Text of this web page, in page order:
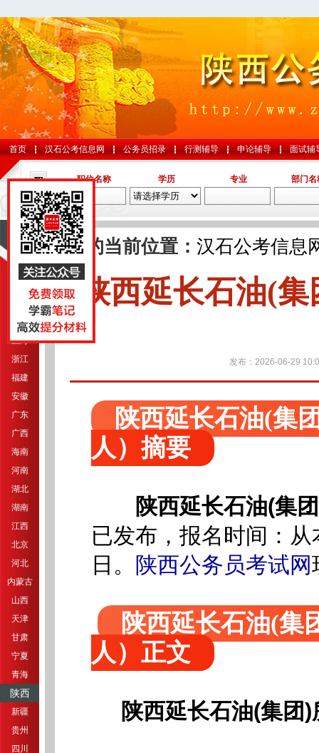
首页 汉石公考信息网 公务员招录 行测辅导 申论辅导 面试辅
职位名称 学历 专业 部门名
导航
江苏
上海
浙江
福建
安徽
广东
广西
海南
河南
湖北
湖南
江西
北京
河北
内蒙古
山西
天津
甘肃
宁夏
青海
陕西
新疆
贵州
四川
您的当前位置： 汉石公考信息
陕西延长石油(
发布：2026-06-29
陕西延长石油(集
人）摘要
陕西延长石油(集
已发布，报名时间：
日。
陕西公务员考试网
陕西延长石油(集
人）正文
陕西延长石油(集团